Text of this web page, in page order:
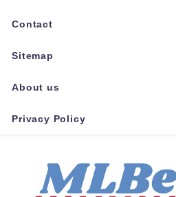
Contact
Sitemap
About us
Privacy Policy